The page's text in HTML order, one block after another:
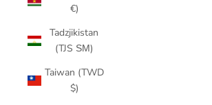
€)
Tadzjikistan
(TJS ЅМ)
Taiwan (TWD
$)